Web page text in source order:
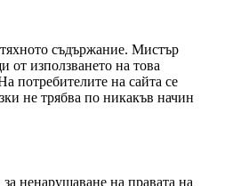
съдържание. Мистър
от използването на това
потребителите на сайта се
не трябва по никакъв начин
ненарушаване на правата на